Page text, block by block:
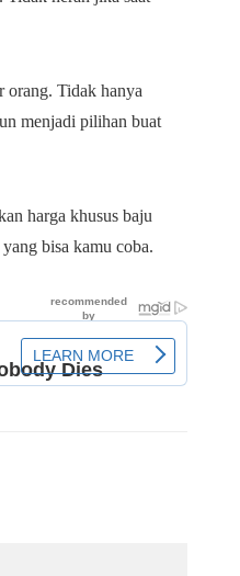
orang. Tidak hanya
menjadi pilihan buat
harga khusus baju
bisa kamu coba.